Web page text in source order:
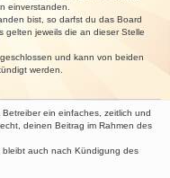
einverstanden.
bist, so darfst du das Board
gelten jeweils die an dieser Stelle
und kann von beiden
werden.
ein einfaches, zeitlich und
deinen Beitrag im Rahmen des
auch nach Kündigung des